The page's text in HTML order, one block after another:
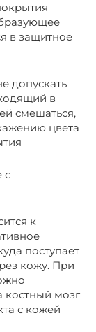
в защитное
допускать
в
смешаться,
цвета
с
к
поступает
кожу. При
костный мозг
с кожей